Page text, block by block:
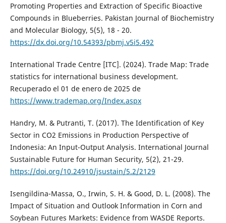
Promoting Properties and Extraction of Specific Bioactive
Compounds in Blueberries. Pakistan Journal of Biochemistry
and Molecular Biology, 5(5), 18 - 20.
https://dx.doi.org/10.54393/pbmj.v5i5.492
International Trade Centre [ITC]. (2024). Trade Map: Trade
statistics for international business development.
Recuperado el 01 de enero de 2025 de
https://www.trademap.org/Index.aspx
Handry, M. & Putranti, T. (2017). The Identification of Key
Sector in CO2 Emissions in Production Perspective of
Indonesia: An Input-Output Analysis. International Journal
Sustainable Future for Human Security, 5(2), 21-29.
https://doi.org/10.24910/jsustain/5.2/2129
Isengildina-Massa, O., Irwin, S. H. & Good, D. L. (2008). The
Impact of Situation and Outlook Information in Corn and
Soybean Futures Markets: Evidence from WASDE Reports.